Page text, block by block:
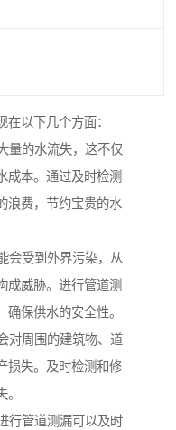
以下几个方面：
量的水流失，这不仅
成本。通过及时检测
浪费，节约宝贵的水
会受到外界污染，从
成威胁。进行管道测
保供水的安全性。
对周围的建筑物、道
损失。及时检测和修
行管道测漏可以及时